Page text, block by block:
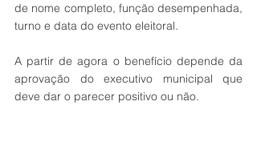
de nome completo, função desempenhada,
turno e data do evento eleitoral.
A partir de agora o benefício depende da
aprovação do executivo municipal que
deve dar o parecer positivo ou não.